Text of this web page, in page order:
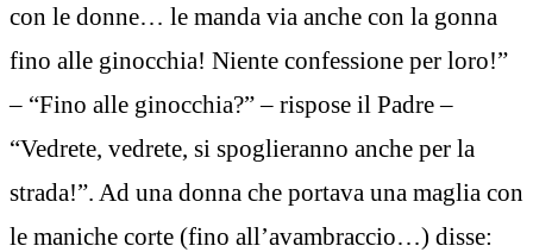
con le donne… le manda via anche con la gonna
fino alle ginocchia! Niente confessione per loro!”
– “Fino alle ginocchia?” – rispose il Padre –
“Vedrete, vedrete, si spoglieranno anche per la
strada!”. Ad una donna che portava una maglia con
le maniche corte (fino all’avambraccio…) disse: